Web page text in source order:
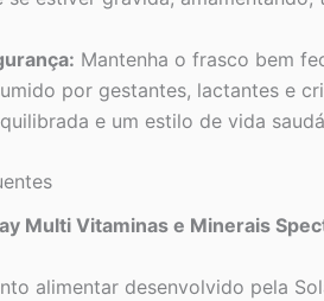
Mantenha o frasco bem
por gestantes, lactantes e
e um estilo de vida
Multi Vitaminas e Minerais
alimentar desenvolvido pela